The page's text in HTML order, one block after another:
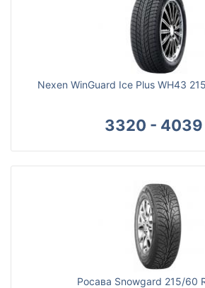
Nexen WinGuard Ice Plus WH43
3320 - 4039
Росава Snowgard 215/60